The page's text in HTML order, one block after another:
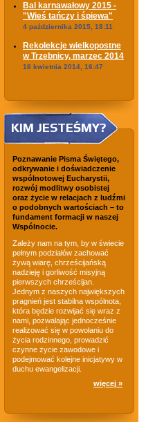
Bal karnawałowy 2015 -
"Wieś tańczy i śpiewa"
4 października 2015, 18:11
Rekolekcje wielkopostne
w Trzebnicy, marzec 2014
16 kwietnia 2014, 16:47
KIM JESTEŚMY?
Poznawanie Pisma Świętego,
odkrywanie i doświadczenie
wspólnotowej Eucharystii,
rozwój modlitwy osobistej
oraz życie w relacjach z ludźmi
o podobnych wartościach – to
fundament formacji w naszej
Wspólnocie.
Zależy nam na tym, by w świecie
pełnym podziałów zachować
żywą wiarę, chrześcijańską
nadzieję i gorliwość misyjną
pierwszych chrześcijan.
Jednym z naszych największych
pragnień jest stabilna wspólnota,
która będzie rozwijać się wraz z
nami, pozwalając jednocześnie
realizować się w powołaniu do
życia rodzinnego, prowadzić
czynne życie zawodowe i
podejmować kolejne inicjatywy w
duchu ewangelizacji.
więcej »